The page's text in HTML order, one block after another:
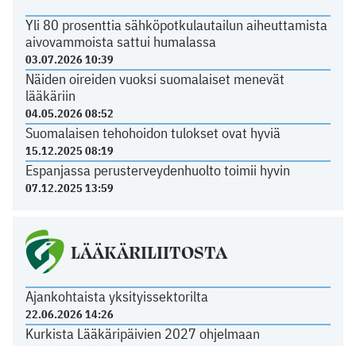
Yli 80 prosenttia sähköpotkulautailun aiheuttamista
aivovammoista sattui humalassa
03.07.2026 10:39
Näiden oireiden vuoksi suomalaiset menevät
lääkäriin
04.05.2026 08:52
Suomalaisen tehohoidon tulokset ovat hyviä
15.12.2025 08:19
Espanjassa perusterveydenhuolto toimii hyvin
07.12.2025 13:59
LÄÄKÄRILIITOSTA
Ajankohtaista yksityissektorilta
22.06.2026 14:26
Kurkista Lääkäripäivien 2027 ohjelmaan